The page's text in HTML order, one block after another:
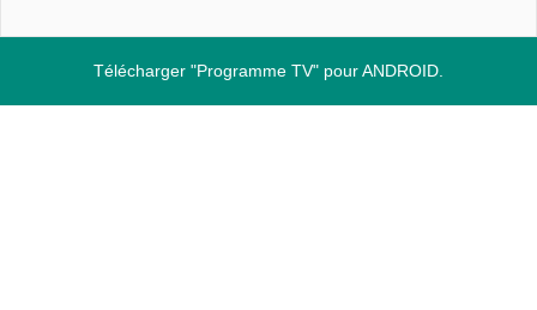
Télécharger "Programme TV" pour ANDROID.